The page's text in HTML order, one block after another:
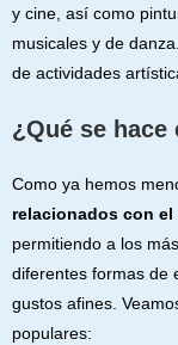
y cine, así como
musicales y de
de actividades
¿Qué se
Como ya hemos
relacionados con el
permitiendo a los
diferentes formas de
gustos afines.
populares: